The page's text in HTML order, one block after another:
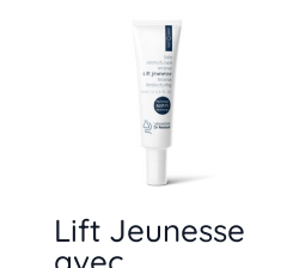
Lift Jeunesse